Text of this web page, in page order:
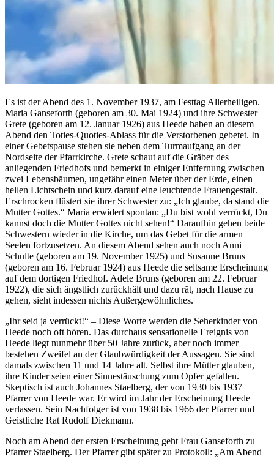
Es ist der Abend des 1. November 1937, am Festtag Allerheiligen.
Maria Ganseforth (geboren am 30. Mai 1924) und ihre Schwester
Grete (geboren am 12. Januar 1926) aus Heede haben an diesem
Abend den Toties-Quoties-Ablass für die Verstorbenen gebetet. In
einer Gebetspause stehen sie neben dem Turmaufgang an der
Nordseite der Pfarrkirche. Grete schaut auf die Gräber des
anliegenden Friedhofs und bemerkt in einiger Entfernung zwischen
zwei Lebensbäumen, ungefähr einen Meter über der Erde, einen
hellen Lichtschein und kurz darauf eine leuchtende Frauengestalt.
Erschrocken flüstert sie ihrer Schwester zu: „Ich glaube, da stand die
Mutter Gottes.“ Maria erwidert spontan: „Du bist wohl verrückt, Du
kannst doch die Mutter Gottes nicht sehen!“ Daraufhin gehen beide
Schwestern wieder in die Kirche, um das Gebet für die armen
Seelen fortzusetzen. An diesem Abend sehen auch noch Anni
Schulte (geboren am 19. November 1925) und Susanne Bruns
(geboren am 16. Februar 1924) aus Heede die seltsame Erscheinung
auf dem dortigen Friedhof. Adele Bruns (geboren am 22. Februar
1922), die sich ängstlich zurückhält und dazu rät, nach Hause zu
gehen, sieht indessen nichts Außergewöhnliches.
„Ihr seid ja verrückt!“ – Diese Worte werden die Seherkinder von
Heede noch oft hören. Das durchaus sensationelle Ereignis von
Heede liegt nunmehr über 50 Jahre zurück, aber noch immer
bestehen Zweifel an der Glaubwürdigkeit der Aussagen. Sie sind
damals zwischen 11 und 14 Jahre alt. Selbst ihre Mütter glauben,
ihre Kinder seien einer Sinnestäuschung zum Opfer gefallen.
Skeptisch ist auch Johannes Staelberg, der von 1930 bis 1937
Pfarrer von Heede war. Er wird im Jahr der Erscheinung Heede
verlassen. Sein Nachfolger ist von 1938 bis 1966 der Pfarrer und
Geistliche Rat Rudolf Diekmann.
Noch am Abend der ersten Erscheinung geht Frau Ganseforth zu
Pfarrer Staelberg. Der Pfarrer gibt später zu Protokoll: „Am Abend